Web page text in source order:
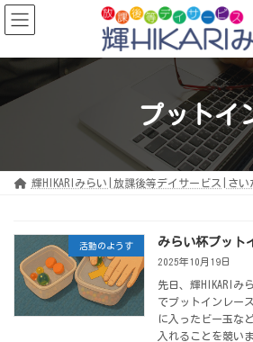
コ
ン
テ
ツ
ッ
ナ
ビ
ゲ
シ
移
プットイ
輝HIKARIみらい|放課後等デイサービス|さい
活動のようす みらい杯プット
2025年10月19日
先日、輝HIKARIみ
でプットインレー
に入ったビー玉な
入れることを競い